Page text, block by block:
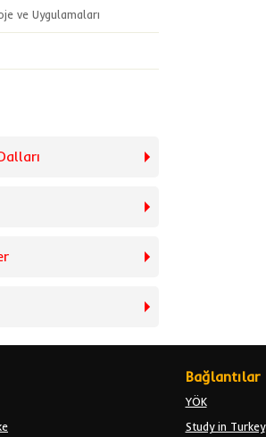
ve Uygulamaları
Bağlantılar
YÖK
Study in Turkey